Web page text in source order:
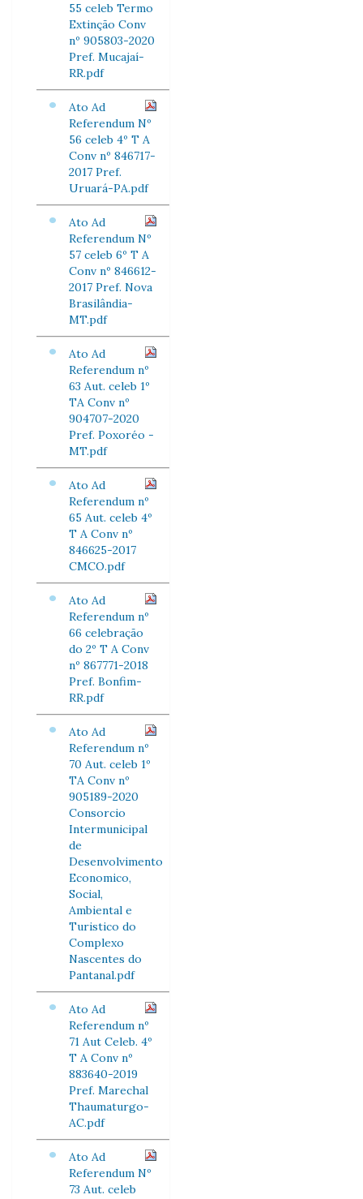
55 celeb Termo
Extinção Conv
nº 905803-2020
Pref. Mucajaí-
RR.pdf
Ato Ad
Referendum Nº
56 celeb 4º T A
Conv nº 846717-
2017 Pref.
Uruará-PA.pdf
Ato Ad
Referendum Nº
57 celeb 6º T A
Conv nº 846612-
2017 Pref. Nova
Brasilândia-
MT.pdf
Ato Ad
Referendum nº
63 Aut. celeb 1º
TA Conv nº
904707-2020
Pref. Poxoréo -
MT.pdf
Ato Ad
Referendum nº
65 Aut. celeb 4º
T A Conv nº
846625-2017
CMCO.pdf
Ato Ad
Referendum nº
66 celebração
do 2º T A Conv
nº 867771-2018
Pref. Bonfim-
RR.pdf
Ato Ad
Referendum nº
70 Aut. celeb 1º
TA Conv nº
905189-2020
Consorcio
Intermunicipal
de
Desenvolvimento
Economico,
Social,
Ambiental e
Turistico do
Complexo
Nascentes do
Pantanal.pdf
Ato Ad
Referendum nº
71 Aut Celeb. 4º
T A Conv nº
883640-2019
Pref. Marechal
Thaumaturgo-
AC.pdf
Ato Ad
Referendum Nº
73 Aut. celeb